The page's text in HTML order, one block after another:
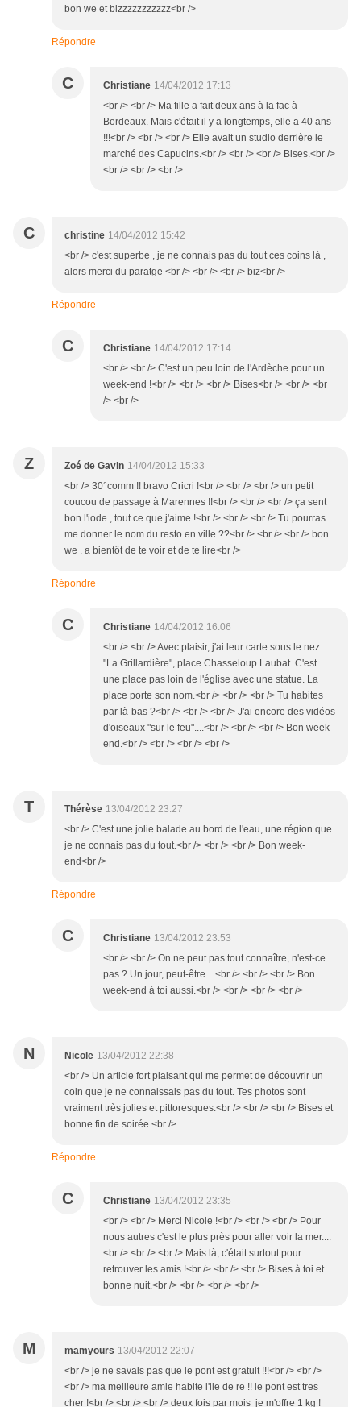
bon we et bizzzzzzzzzzz<br />
Répondre
C Christiane 14/04/2012 17:13
<br /> <br /> Ma fille a fait deux ans à la fac à
Bordeaux. Mais c'était il y a longtemps, elle a 40 ans
!!!<br /> <br /> <br /> Elle avait un studio derrière le
marché des Capucins.<br /> <br /> <br /> Bises.<br />
<br /> <br /> <br />
C christine 14/04/2012 15:42
<br /> c'est superbe , je ne connais pas du tout ces coins là ,
alors merci du paratge <br /> <br /> <br /> biz<br />
Répondre
C Christiane 14/04/2012 17:14
<br /> <br /> C'est un peu loin de l'Ardèche pour un
week-end !<br /> <br /> <br /> Bises<br /> <br /> <br
/> <br />
Z Zoé de Gavin 14/04/2012 15:33
<br /> 30°comm !! bravo Cricri !<br /> <br /> <br /> un petit
coucou de passage à Marennes !!<br /> <br /> <br /> ça sent
bon l'iode , tout ce que j'aime !<br /> <br /> <br /> Tu pourras
me donner le nom du resto en ville ??<br /> <br /> <br /> bon
we . a bientôt de te voir et de te lire<br />
Répondre
C Christiane 14/04/2012 16:06
<br /> <br /> Avec plaisir, j'ai leur carte sous le nez :
"La Grillardière", place Chasseloup Laubat. C'est
une place pas loin de l'église avec une statue. La
place porte son nom.<br /> <br /> <br /> Tu habites
par là-bas ?<br /> <br /> <br /> J'ai encore des vidéos
d'oiseaux "sur le feu"....<br /> <br /> <br /> Bon week-
end.<br /> <br /> <br /> <br />
T Thérèse 13/04/2012 23:27
<br /> C'est une jolie balade au bord de l'eau, une région que
je ne connais pas du tout.<br /> <br /> <br /> Bon week-
end<br />
Répondre
C Christiane 13/04/2012 23:53
<br /> <br /> On ne peut pas tout connaître, n'est-ce
pas ? Un jour, peut-être....<br /> <br /> <br /> Bon
week-end à toi aussi.<br /> <br /> <br /> <br />
N Nicole 13/04/2012 22:38
<br /> Un article fort plaisant qui me permet de découvrir un
coin que je ne connaissais pas du tout. Tes photos sont
vraiment très jolies et pittoresques.<br /> <br /> <br /> Bises et
bonne fin de soirée.<br />
Répondre
C Christiane 13/04/2012 23:35
<br /> <br /> Merci Nicole !<br /> <br /> <br /> Pour
nous autres c'est le plus près pour aller voir la mer....
<br /> <br /> <br /> Mais là, c'était surtout pour
retrouver les amis !<br /> <br /> <br /> Bises à toi et
bonne nuit.<br /> <br /> <br /> <br />
M mamyours 13/04/2012 22:07
<br /> je ne savais pas que le pont est gratuit !!!<br /> <br />
<br /> ma meilleure amie habite l'ile de re !! le pont est tres
cher !<br /> <br /> <br /> deux fois par mois je m'offre 1 kg !